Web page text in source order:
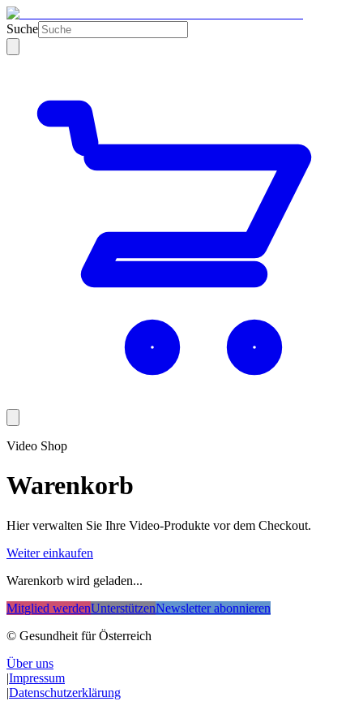
Suche
Video Shop
Warenkorb
Hier verwalten Sie Ihre Video-Produkte vor dem Checkout.
Weiter einkaufen
Warenkorb wird geladen...
Mitglied werdenUnterstützenNewsletter abonnieren
© Gesundheit für Österreich
Über uns
|Impressum
|Datenschutzerklärung